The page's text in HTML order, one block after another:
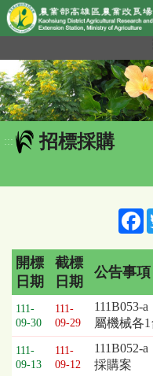
網頁置頂
到
主
要
內
容
區
::: 招標採購
招
標
採
購
列
開標
日期
截標
日期
公告事項
111-
09-30
111-
09-29
111B053-
屬機械各
111-
09-13
111-
09-12
111B052-
採購案